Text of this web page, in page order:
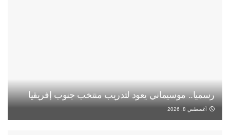
رسميا.. موسيماني يعود لتدريب منتخب جنوب إفريقيا
أغسطس 8, 2026